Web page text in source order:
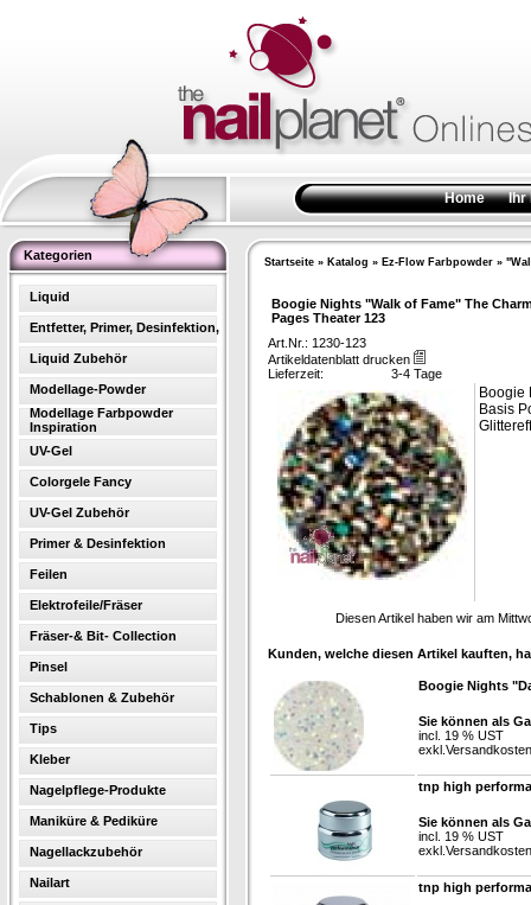
Home Ihr
Kategorien
Liquid
Entfetter, Primer, Desinfektion,
Liquid Zubehör
Modellage-Powder
Modellage Farbpowder
Inspiration
UV-Gel
Colorgele Fancy
UV-Gel Zubehör
Primer & Desinfektion
Feilen
Elektrofeile/Fräser
Fräser-& Bit- Collection
Pinsel
Schablonen & Zubehör
Tips
Kleber
Nagelpflege-Produkte
Maniküre & Pediküre
Nagellackzubehör
Nailart
Startseite » Katalog » Ez-Flow Farbpowder »
Boogie Nights "Walk of Fame" The
Pages Theater 123
Art.Nr.: 1230-123
Artikeldatenblatt drucken
Lieferzeit:
3-4 Tage
Boogie
Basis
Diesen Artikel haben wir am
Kunden, welche diesen Artikel kauften,
Boogie Nights
Sie können als
incl. 19 % UST
exkl. Versandkosten
tnp high
Sie können als
incl. 19 % UST
exkl. Versandkosten
tnp high